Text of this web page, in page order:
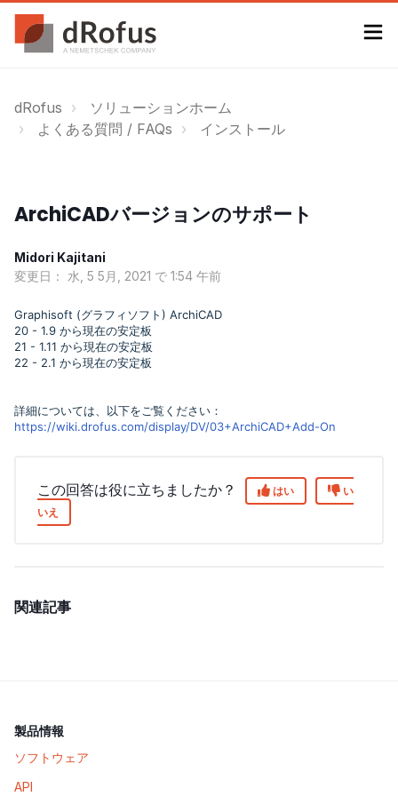
dRofus
ソリューションホーム
よくある質問 / FAQs
インストール
ArchiCADバージョンのサポート
Midori Kajitani
変更日： 水, 5 5月, 2021 で 1:54 午前
Graphisoft (グラフィソフト) ArchiCAD
20 - 1.9 から現在の安定板
21 - 1.11 から現在の安定板
22 - 2.1 から現在の安定板
詳細については、以下をご覧ください：
https://wiki.drofus.com/display/DV/03+ArchiCAD+Add-On
この回答は役に立ちましたか？ はい
い
いえ
関連記事
製品情報
ソフトウェア
API